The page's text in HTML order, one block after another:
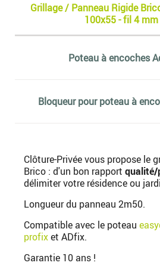
Grillage / Panneau Rigide
100x55 - fil 4 mm
Poteau à encoches
Bloqueur pour poteau à
Clôture-Privée vous propose le
Brico : d'un bon rapport qualité/
délimiter votre résidence ou
Longueur du panneau 2m50.
Compatible avec le poteau
profixet ADfix.
Garantie 10 ans !